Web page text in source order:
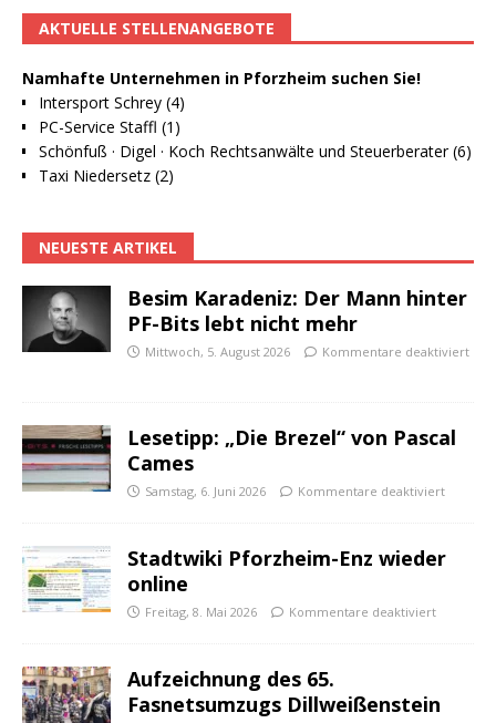
AKTUELLE STELLENANGEBOTE
Namhafte Unternehmen in Pforzheim suchen Sie!
Intersport Schrey (4)
PC-Service Staffl (1)
Schönfuß · Digel · Koch Rechtsanwälte und Steuerberater (6)
Taxi Niedersetz (2)
NEUESTE ARTIKEL
Besim Karadeniz: Der Mann hinter
PF-Bits lebt nicht mehr
Mittwoch, 5. August 2026 Kommentare deaktiviert
Lesetipp: „Die Brezel“ von Pascal
Cames
Samstag, 6. Juni 2026 Kommentare deaktiviert
Stadtwiki Pforzheim-Enz wieder
online
Freitag, 8. Mai 2026 Kommentare deaktiviert
Aufzeichnung des 65.
Fasnetsumzugs Dillweißenstein